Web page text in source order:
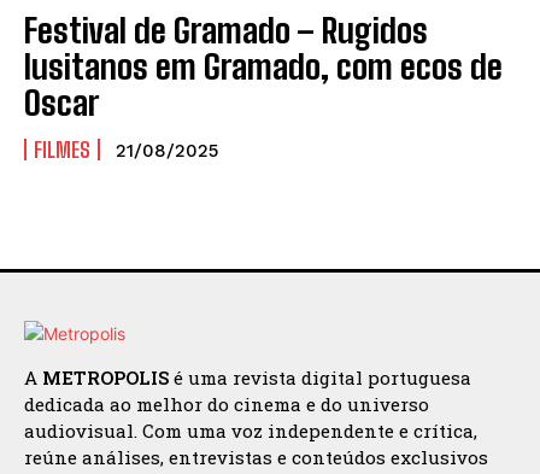
Festival de Gramado – Rugidos
lusitanos em Gramado, com ecos de
Oscar
FILMES 21/08/2025
A METROPOLIS é uma revista digital portuguesa
dedicada ao melhor do cinema e do universo
audiovisual. Com uma voz independente e crítica,
reúne análises, entrevistas e conteúdos exclusivos